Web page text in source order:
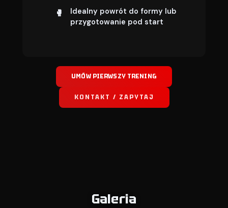
Idealny powrót do formy lub
przygotowanie pod start
UMÓW PIERWSZY TRENING
KONTAKT / ZAPYTAJ
Galeria